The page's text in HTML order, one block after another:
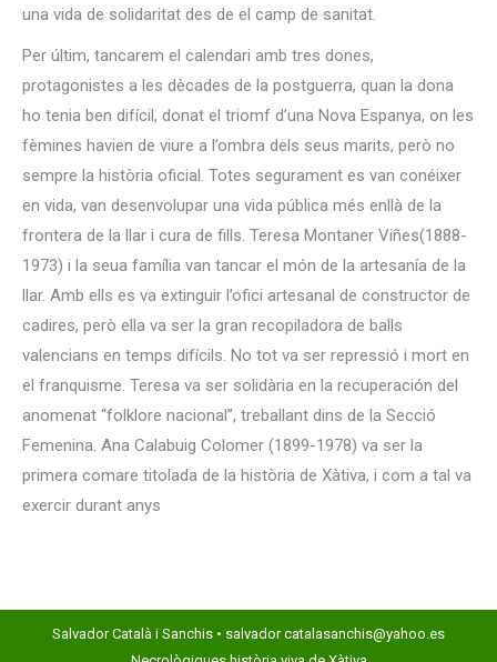
una vida de solidaritat des de el camp de sanitat.
Per últim, tancarem el calendari amb tres dones,
protagonistes a les dècades de la postguerra, quan la dona
ho tenia ben difícil, donat el triomf d’una Nova Espanya, on les
fèmines havien de viure a l’ombra dels seus marits, però no
sempre la història oficial. Totes segurament es van conéixer
en vida, van desenvolupar una vida pública més enllà de la
frontera de la llar i cura de fills. Teresa Montaner Viñes(1888-
1973) i la seua família van tancar el món de la artesanía de la
llar. Amb ells es va extinguir l’ofici artesanal de constructor de
cadires, però ella va ser la gran recopiladora de balls
valencians en temps difícils. No tot va ser repressió i mort en
el franquisme. Teresa va ser solidària en la recuperación del
anomenat “folklore nacional”, treballant dins de la Secció
Femenina. Ana Calabuig Colomer (1899-1978) va ser la
primera comare titolada de la història de Xàtiva, i com a tal va
exercir durant anys
Salvador Català i Sanchis • salvador catalasanchis@yahoo.es